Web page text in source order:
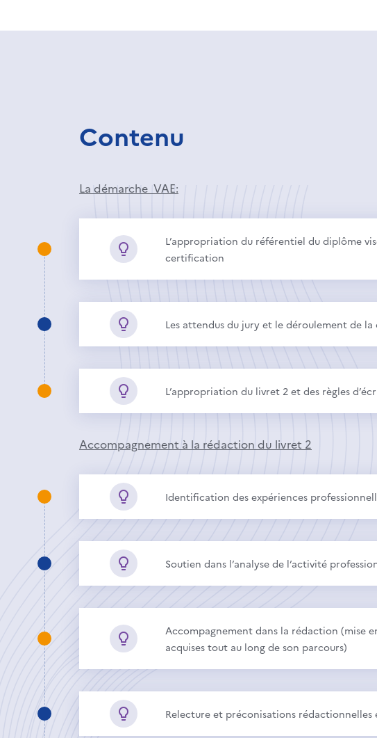
Contenu
La démarche VAE:
L’appropriation du référentiel du diplôme
certification
Les attendus du jury et le déroulement de
L’appropriation du livret 2 et des règles
Accompagnement à la rédaction du livret 2
Identification des expériences
Soutien dans l’analyse de l’activité
Accompagnement dans la rédaction (mise
acquises tout au long de son parcours)
Relecture et préconisations